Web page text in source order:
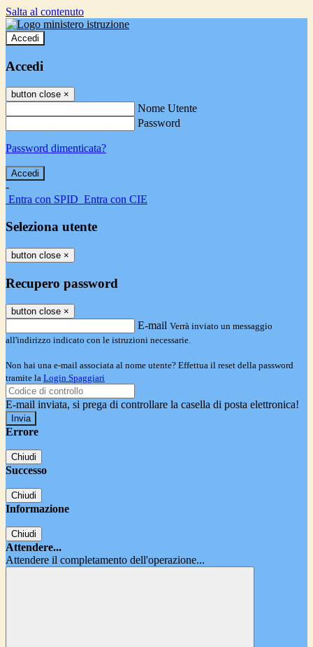
Salta al contenuto
Accedi
Accedi
button close ×
Nome Utente
Password
Password dimenticata?
-
Entra con SPID Entra con CIE
Seleziona utente
button close ×
Recupero password
button close ×
E-mail Verrà inviato un messaggio
all'indirizzo indicato con le istruzioni necessarie.
Non hai una e-mail associata al nome utente? Effettua il reset della password
tramite la Login Spaggiari
E-mail inviata, si prega di controllare la casella di posta elettronica!
Errore
Chiudi
Successo
Chiudi
Informazione
Chiudi
Attendere...
Attendere il completamento dell'operazione...